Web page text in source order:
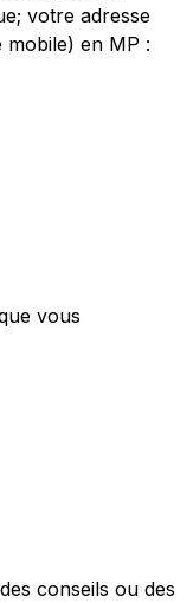
votre adresse
mobile) en MP :
vous
conseils ou des